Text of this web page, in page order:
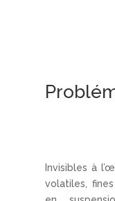
Invisibles à
volatiles,